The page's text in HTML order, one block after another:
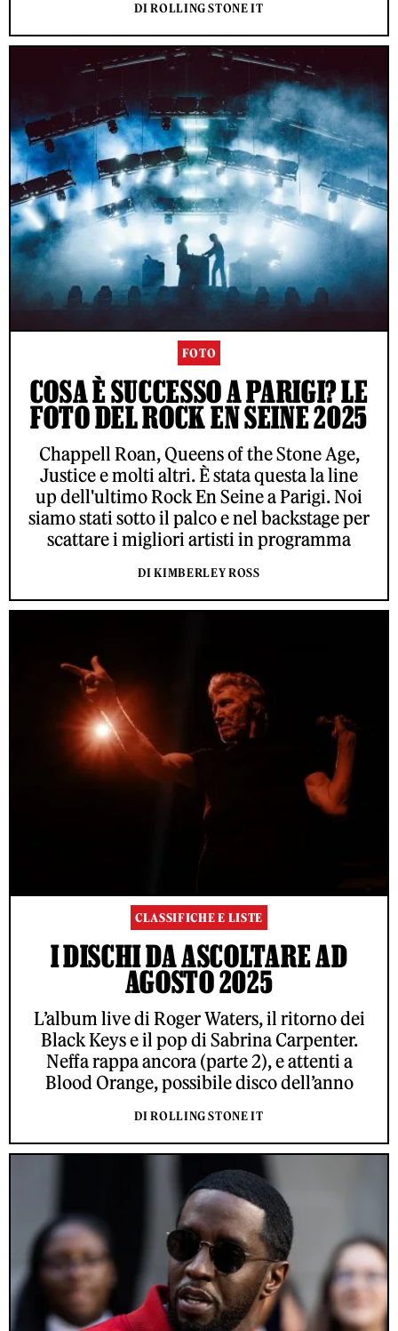
DI ROLLING STONE IT
FOTO
COSA È SUCCESSO A PARIGI? LE
FOTO DEL ROCK EN SEINE 2025
Chappell Roan, Queens of the Stone Age,
Justice e molti altri. È stata questa la line
up dell'ultimo Rock En Seine a Parigi. Noi
siamo stati sotto il palco e nel backstage per
scattare i migliori artisti in programma
DI KIMBERLEY ROSS
CLASSIFICHE E LISTE
I DISCHI DA ASCOLTARE AD
AGOSTO 2025
L’album live di Roger Waters, il ritorno dei
Black Keys e il pop di Sabrina Carpenter.
Neffa rappa ancora (parte 2), e attenti a
Blood Orange, possibile disco dell’anno
DI ROLLING STONE IT